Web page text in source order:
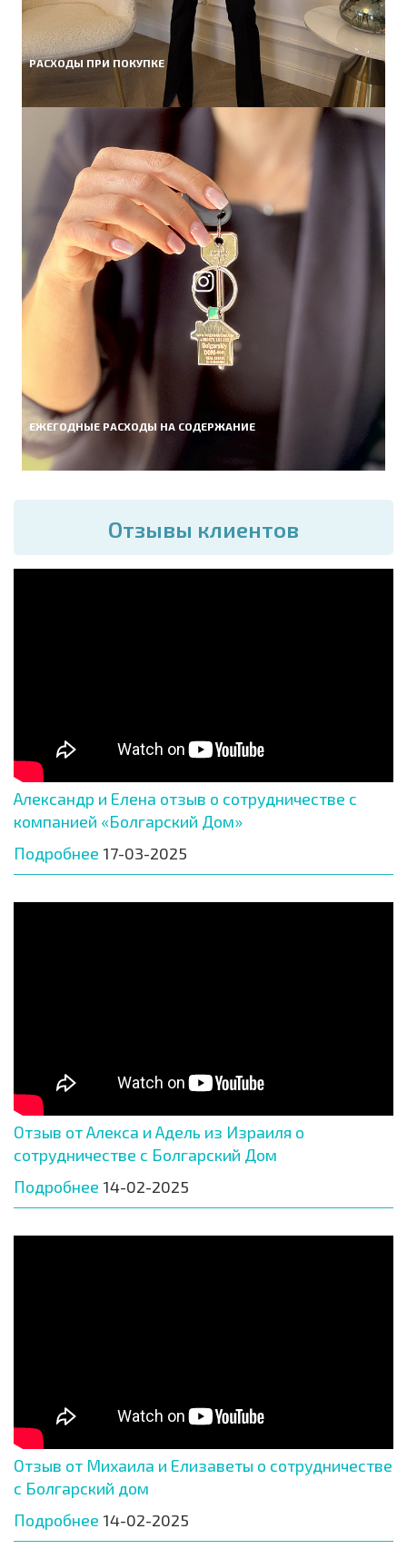
РАСХОДЫ ПРИ ПОКУПКЕ
ЕЖЕГОДНЫЕ РАСХОДЫ НА СОДЕРЖАНИЕ
Отзывы клиентов
Александр и Елена отзыв о сотрудничестве с
компанией «Болгарский Дом»
Подробнее 17-03-2025
Отзыв от Алекса и Адель из Израиля о
сотрудничестве с Болгарский Дом
Подробнее 14-02-2025
Отзыв от Михаила и Елизаветы о сотрудничестве
с Болгарский дом
Подробнее 14-02-2025